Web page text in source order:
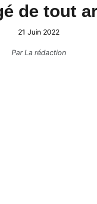
de tout
21 Juin 2022
ParLa rédaction